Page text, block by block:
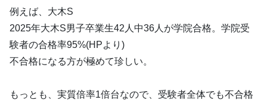
例えば、大木S
2025年大木S男子卒業生42人中36人が学院合格。学院受
験者の合格率95%(HPより)
不合格になる方が極めて珍しい。
もっとも、実質倍率1倍台なので、受験者全体でも不合格